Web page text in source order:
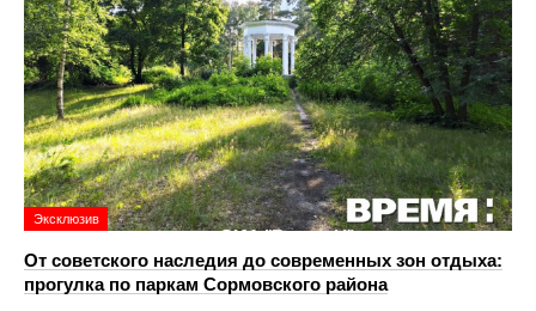
Эксклюзив
От советского наследия до современных зон отдыха:
прогулка по паркам Сормовского района